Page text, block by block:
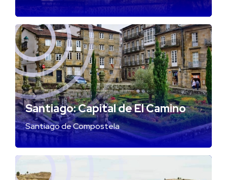
Santiago: Capital de El Camino
Santiago de Compostela